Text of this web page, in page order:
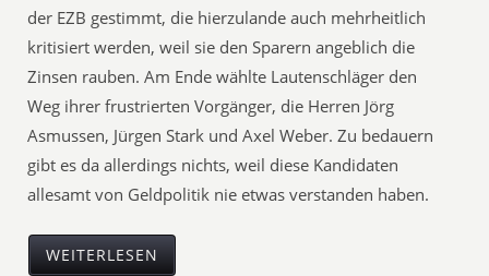
der EZB gestimmt, die hierzulande auch mehrheitlich
kritisiert werden, weil sie den Sparern angeblich die
Zinsen rauben. Am Ende wählte Lautenschläger den
Weg ihrer frustrierten Vorgänger, die Herren Jörg
Asmussen, Jürgen Stark und Axel Weber. Zu bedauern
gibt es da allerdings nichts, weil diese Kandidaten
allesamt von Geldpolitik nie etwas verstanden haben.
WEITERLESEN